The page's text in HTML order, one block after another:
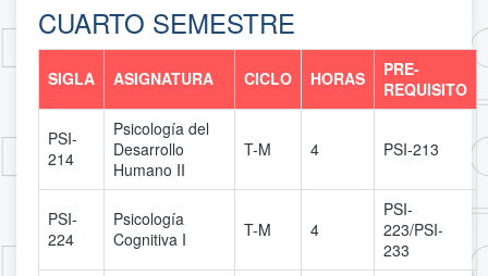
CUARTO SEMESTRE
SIGLA ASIGNATURA CICLO HORAS
PRE-
REQUISITO
PSI-
214
Psicología del
Desarrollo
Humano II
T-M 4 PSI-213
PSI-
224
Psicología
Cognitiva I
T-M 4
PSI-
223/PSI-
233